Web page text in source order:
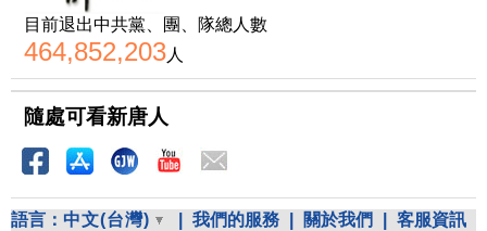
目前退出中共黨、團、隊總人數
464,852,203人
隨處可看新唐人
語言： 中文(台灣) 我們的服務 關於我們 客服資訊